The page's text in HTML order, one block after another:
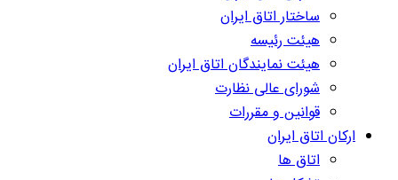
ساختار اتاق ایران
هیئت رئیسه
هیئت نمایندگان اتاق ایران
شورای عالی نظارت
قوانین و مقررات
ارکان اتاق ایران
اتاق ها